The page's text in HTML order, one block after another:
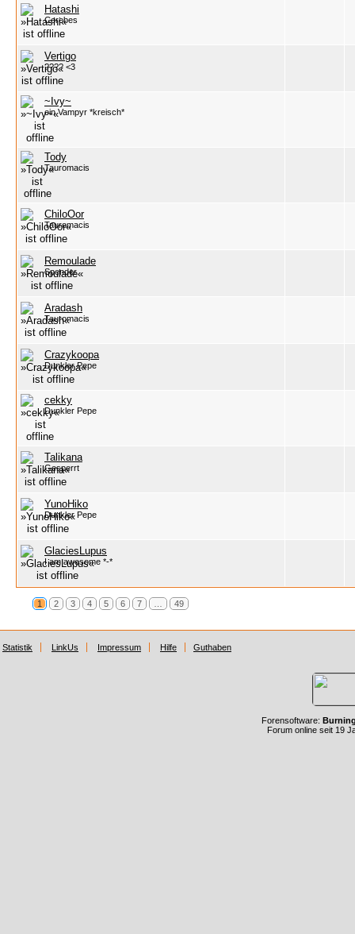
Hatashi
Cerebes
Vertigo
???? <3
~Ivy~
ein Vampyr *kreisch*
Tody
Tauromacis
ChiloOor
Tauromacis
Remoulade
Spender
Aradash
Tauromacis
Crazykoopa
Dunkler Pepe
cekky
Dunkler Pepe
Talikana
Gesperrt
YunoHiko
Dunkler Pepe
GlaciesLupus
I am awesome *-*
1 2 3 4 5 6 7 … 49
Statistik LinkUs Impressum Hilfe Guthaben
Forensoftware:
Forum online seit 19